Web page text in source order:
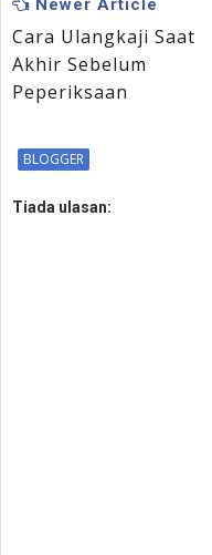
Newer Article
Cara Ulangkaji Saat
Akhir Sebelum
Peperiksaan
BLOGGER
Tiada ulasan: